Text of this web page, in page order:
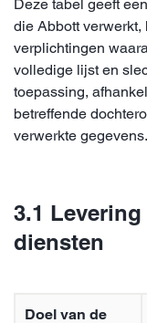
Deze tabel geeft
die Abbott
verplichtingen
volledige lijst en
toepassing,
betreffende
verwerkte gegevens.
3.1
diensten
Doel van de